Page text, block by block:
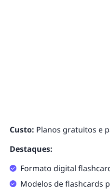
Custo: Planos gratuitos e
Destaques:
Formato digital
Modelos de flashcards